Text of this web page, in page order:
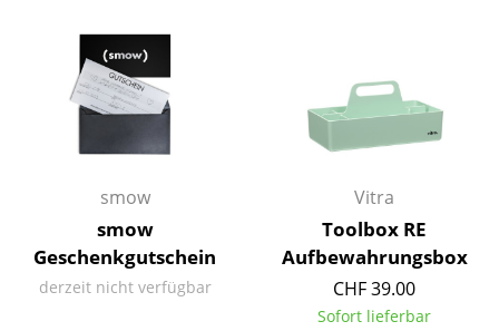
Nachttische & Bettzubehör
... alle Betten
Spiegel
Figuren & Miniaturen
smow
smow
Geschenkgutschein
derzeit nicht verfügbar
Vitra
Toolbox RE
Aufbewahrungsbox
CHF 39.00
Sofort lieferbar